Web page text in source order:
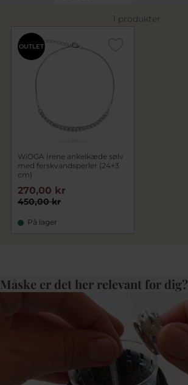
1 produkter
OUTLET
WiOGA Irene ankelkæde sølv
med ferskvandsperler (24+3
cm)
450,00 kr
270,00 kr
På lager
Måske er det her relevant for dig?